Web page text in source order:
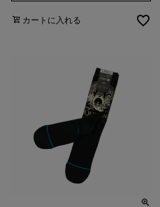
カートに入れる